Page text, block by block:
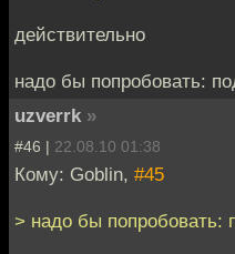
действительно
надо бы попробовать:
uzverrk »
#46 | 22.08.10 01:38
Кому: Goblin, #45
> надо бы попробовать: